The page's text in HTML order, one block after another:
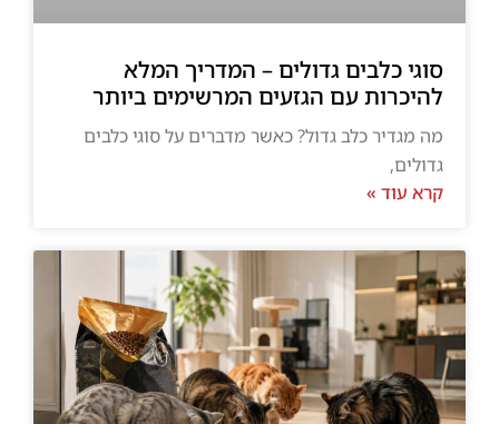
סוגי כלבים גדולים – המדריך המלא
להיכרות עם הגזעים המרשימים ביותר
מה מגדיר כלב גדול? כאשר מדברים על סוגי כלבים
גדולים,
קרא עוד »